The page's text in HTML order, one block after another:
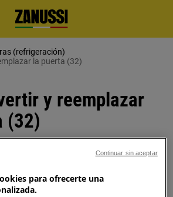
(refrigeración)
la puerta (32)
y reemplazar
(32)
operación de mantenimiento,
y desconecte el enchufe de red de
para ofrecerte una
Continuar sin aceptar